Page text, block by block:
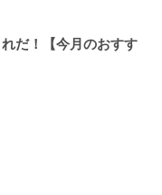
だ！【今月のおすす